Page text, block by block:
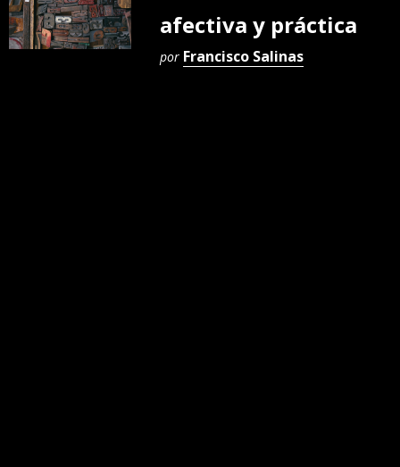
afectiva y práctica
por Francisco Salinas